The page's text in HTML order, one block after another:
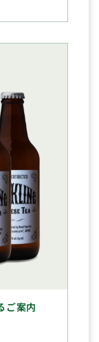
ご案内